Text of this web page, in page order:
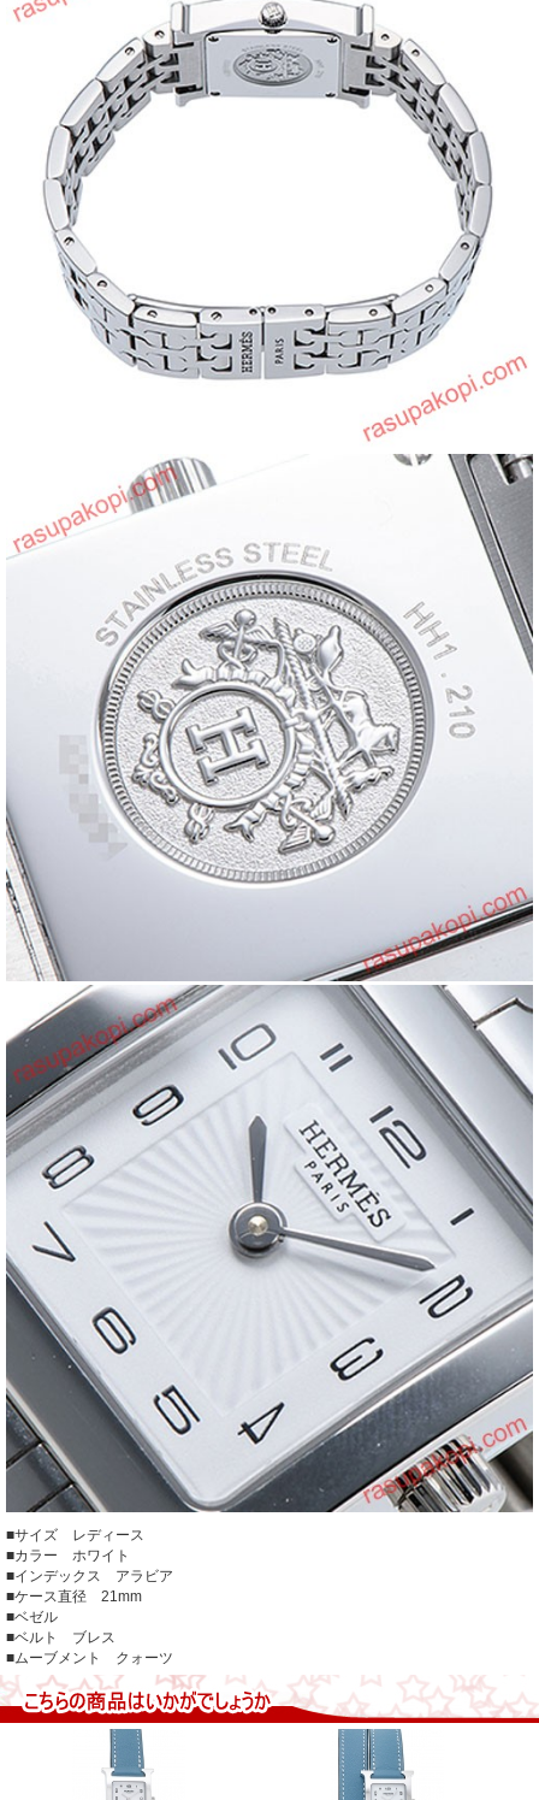
■サイズ レディース
■カラー ホワイト
■インデックス アラビア
■ケース直径 21mm
■ベゼル
■ベルト ブレス
■ムーブメント クォーツ